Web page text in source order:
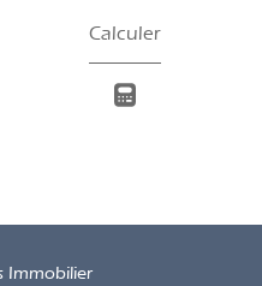
Calculer
Immobilier